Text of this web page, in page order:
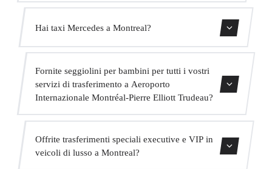
Sì, abbiamo veicoli Mercedes-Benz E-Class e S-Class per
il nostro servizio VIP. Puoi selezionarli durante il processo
di prenotazione.
Hai taxi Mercedes a Montreal?
servizi executive e VIP. Puoi richiederne uno al momento
della prenotazione.
Fornite seggiolini per bambini per tutti i vostri
servizi di trasferimento a Aeroporto
Internazionale Montréal-Pierre Elliott Trudeau?
1, 2 e 3) completamente gratuiti. Basta indicarlo al
Offrite trasferimenti speciali executive e VIP in
veicoli di lusso a Montreal?